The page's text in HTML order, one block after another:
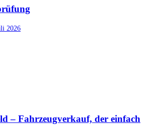
2026
– Fahrzeugverkauf, der einfach